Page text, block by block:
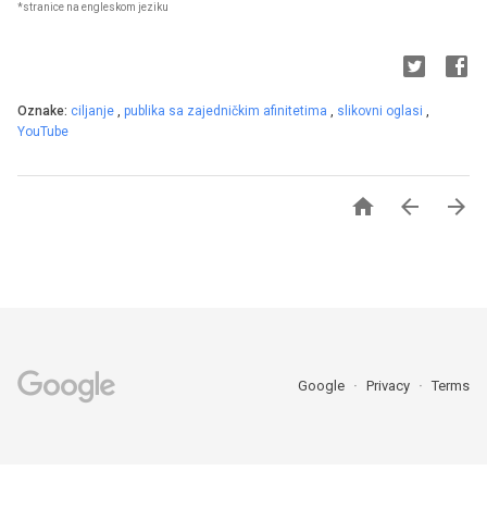
*stranice na engleskom jeziku
Oznake: ciljanje , publika sa zajedničkim afinitetima , slikovni oglasi ,
YouTube
  
Google Privacy Terms